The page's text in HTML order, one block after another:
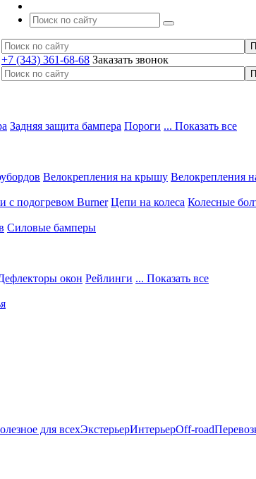
+7 (343) 361-68-68 Заказать звонок
Задняя защита бампера Пороги ... Показать все
Велокрепления на крышу Велокрепления
с подогревом Burner Цепи на колеса Колесные
Силовые бамперы
окон Рейлинги ... Показать все
для всехЭкстерьерИнтерьерOff-road